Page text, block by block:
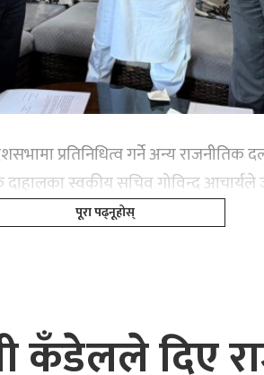
प्रतिनिधित्व गर्ने अन्य
स्वकीय सचिव गोविन्द आचार्यले
पूरा पढ्नूहोस्
कँडेलले दिए